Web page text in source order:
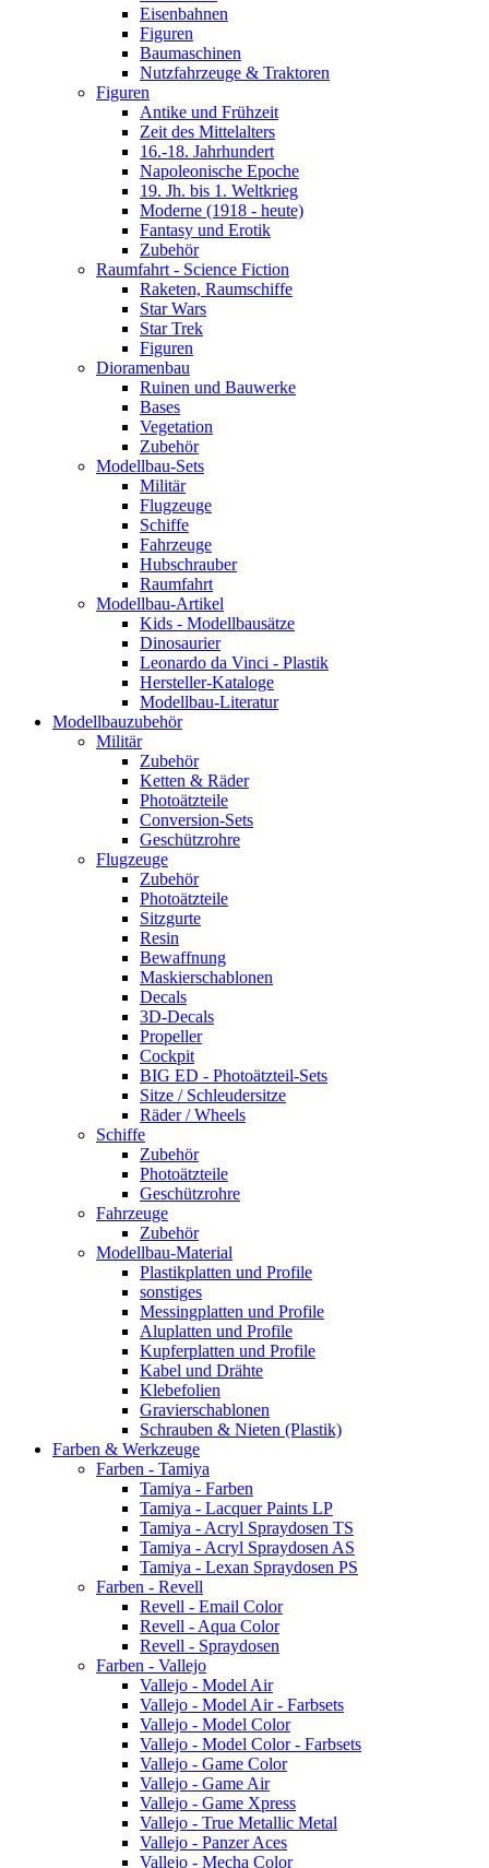
Eisenbahnen
Figuren
Baumaschinen
Nutzfahrzeuge & Traktoren
Figuren
Antike und Frühzeit
Zeit des Mittelalters
16.-18. Jahrhundert
Napoleonische Epoche
19. Jh. bis 1. Weltkrieg
Moderne (1918 - heute)
Fantasy und Erotik
Zubehör
Raumfahrt - Science Fiction
Raketen, Raumschiffe
Star Wars
Star Trek
Figuren
Dioramenbau
Ruinen und Bauwerke
Bases
Vegetation
Zubehör
Modellbau-Sets
Militär
Flugzeuge
Schiffe
Fahrzeuge
Hubschrauber
Raumfahrt
Modellbau-Artikel
Kids - Modellbausätze
Dinosaurier
Leonardo da Vinci - Plastik
Hersteller-Kataloge
Modellbau-Literatur
Modellbauzubehör
Militär
Zubehör
Ketten & Räder
Photoätzteile
Conversion-Sets
Geschützrohre
Flugzeuge
Zubehör
Photoätzteile
Sitzgurte
Resin
Bewaffnung
Maskierschablonen
Decals
3D-Decals
Propeller
Cockpit
BIG ED - Photoätzteil-Sets
Sitze / Schleudersitze
Räder / Wheels
Schiffe
Zubehör
Photoätzteile
Geschützrohre
Fahrzeuge
Zubehör
Modellbau-Material
Plastikplatten und Profile
sonstiges
Messingplatten und Profile
Aluplatten und Profile
Kupferplatten und Profile
Kabel und Drähte
Klebefolien
Gravierschablonen
Schrauben & Nieten (Plastik)
Farben & Werkzeuge
Farben - Tamiya
Tamiya - Farben
Tamiya - Lacquer Paints LP
Tamiya - Acryl Spraydosen TS
Tamiya - Acryl Spraydosen AS
Tamiya - Lexan Spraydosen PS
Farben - Revell
Revell - Email Color
Revell - Aqua Color
Revell - Spraydosen
Farben - Vallejo
Vallejo - Model Air
Vallejo - Model Air - Farbsets
Vallejo - Model Color
Vallejo - Model Color - Farbsets
Vallejo - Game Color
Vallejo - Game Air
Vallejo - Game Xpress
Vallejo - True Metallic Metal
Vallejo - Panzer Aces
Vallejo - Mecha Color